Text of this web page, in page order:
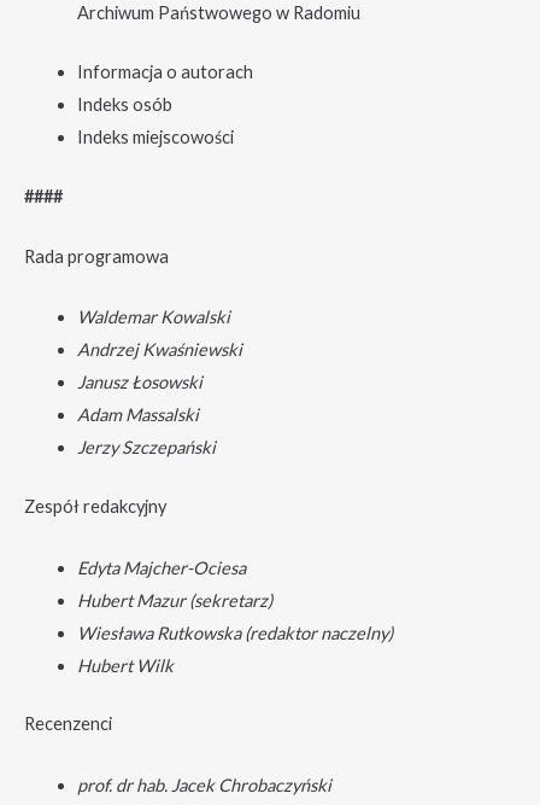
Archiwum Państwowego w Radomiu
Informacja o autorach
Indeks osób
Indeks miejscowości
####
Rada programowa
Waldemar Kowalski
Andrzej Kwaśniewski
Janusz Łosowski
Adam Massalski
Jerzy Szczepański
Zespół redakcyjny
Edyta Majcher-Ociesa
Hubert Mazur (sekretarz)
Wiesława Rutkowska (redaktor naczelny)
Hubert Wilk
Recenzenci
prof. dr hab. Jacek Chrobaczyński